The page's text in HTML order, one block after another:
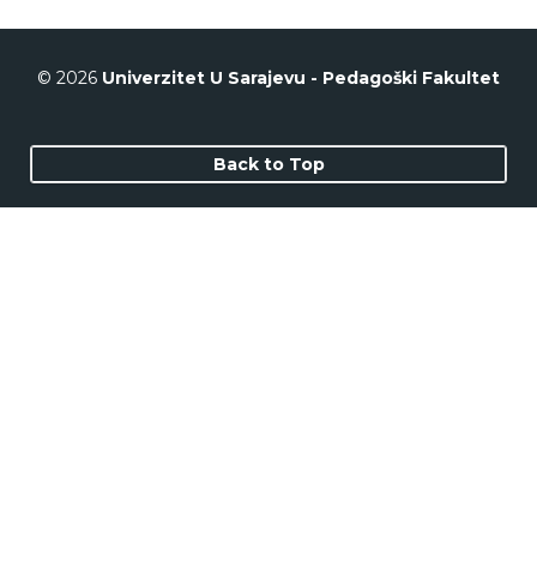
© 2026 Univerzitet U Sarajevu - Pedagoški Fakultet
Back to Top